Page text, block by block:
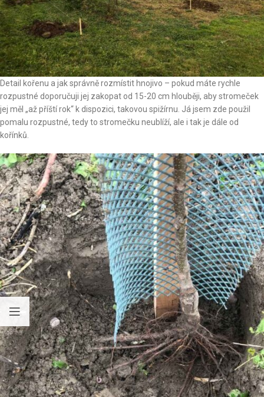
Detail kořenu a jak správně rozmístit hnojivo – pokud máte rychle
rozpustné doporučuji jej zakopat od 15-20 cm hlouběji, aby stromeček
jej měl „až příští rok“ k dispozici, takovou spižírnu. Já jsem zde použil
pomalu rozpustné, tedy to stromečku neublíží, ale i tak je dále od
kořínků.